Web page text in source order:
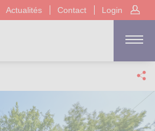
Actualités Contact Login